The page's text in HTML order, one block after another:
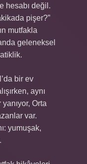
hesabı değil.
pişer?”
mutfakla
geleneksel
bir ev
aynı
Orta
var.
yumuşak,